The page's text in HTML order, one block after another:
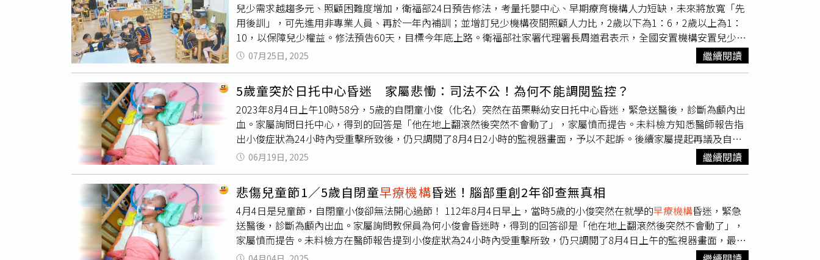
兒少需求越趨多元、照顧困難度增加，衛福部24日預告修法，考量托嬰中心、早期療育機構人力短缺，未來將放寬「先
用後訓」，可先進用非專業人員、再於一年內補訓；並增訂兒少機構夜間照顧人力比，2歲以下為1：6，2歲以上為1：
10，以保障兒少權益。修法預告60天，目標今年底上路。衛福部社家署代理署長周道君表示，全國安置機構安置兒少人
數逐年下降，約7至8成規模都在30人以下。為了配合實務狀況，衛福部預告修正「兒童及少年福利機構設置標準」、
「兒童及少年福利機構專業人員資格及訓練辦法」部分條文草案。草案重新定義安置教養機構及專業人員，將安置對象
顧，2歲以上則是生活輔導人員負責，未來將統一整併為「保育輔導人員」。周道君解釋，2歲前由保育人員照顧，已產
生親密依附關係，若年齡一過就硬生生切開，換成生活輔導人員，兒童可能不習慣，期望整併後能漸進式轉換，同時增
加機構用人彈性。周道君說明，考量托嬰中心、早療機構照顧人力短缺，將比照安置教養機構，開放評鑑甲等機構「先
用後訓」，可先進用已滿足學歷的非專業人員，再給予一年期限補訓，取得專業資格。若有特殊情況可再延長一年，但
過去並無先例。不同於醫院，現行兒少機構並沒有夜間人力比規定。周道君指出，此次修正保育輔導人員照顧人力比的
年齡劃分，改為2歲以下日間人力比1：3，2歲以上日間人力比1：4；並新增兒少機構夜間人力比，2歲以下為1：6、2
歲以上為1：10。此外，出於安全性考量，安置教養機構使用樓層限制也進行調整。周道君表示，現行以1至4樓為限，
未來安置未滿6歲兒童，最高只能安置在3樓，防止意外或非意外墜樓事件發生。周道君指出，修正草案預告60天內，開
放各界提供意見，預告期滿會進行檢視及調整，送至衛福部法規會審查，力拚年底前發布、正式上路。樓層規範部分，
考量機構需要緩衝時間，進行空間調整，正式公告後1年施行。
07月25日, 2025 繼續閱讀
5歲童突於日托中心昏迷 家屬悲慟：司法不公！為何不能調閱監控？
2023年8月4日上午10時58分，5歲的自閉童小俊（化名）突然在苗栗縣幼安日托中心昏迷，緊急送醫後，診斷為顱內出
血。家屬詢問日托中心，得到的回答是「他在地上翻滾然後突然不會動了」，家屬憤而提告。未料檢方知悉醫師報告指
出小俊症狀為24小時內受重擊所致後，仍只調閱了8月4日2小時的監視器畫面，予以不起訴。後續家屬提起再議及自
訴，並向監院陳情，仍得不到真相。2023年8月17日開庭，檢察官調閱了8月4日當天上午10點至12點的監視器畫面，表
示並無看到任何人為因素及可疑之處，最後以證據不足為由作出不起訴處分。弔詭的是，當時醫院評估報告指出：「被
害人所受傷害之成因，應係於其昏迷前24小時內頭部遭外力撞擊或拋摔在堅硬平面後所生之結果。」而檢察官卻不願調
閱8月3日的畫面。醫師表示，小俊的傷勢是受強烈外力所致，小俊爸爸說：「當時我很疑惑，因為我兒子的頭部並無外
傷」，醫師解釋，就像戴安全帽出車禍，傷者不見得會有外傷，但仍有顱內出血的可能性。而小俊在早療機構上課時，
都會穿戴頭部護具，按此推斷，懷疑可能是在早療機構受傷。於是爸爸決定向臺中高分檢提出再議，請求檢察官勘驗8
月3日的監視器畫面。照顧小俊不僅需要大量的時間、精力，醫藥費也是一筆龐大支出。（圖／黃耀徵攝）2024年5月臺
中高分檢駁回再議。再議處分書針對家屬聲請勘驗8月3日監視器畫面一事，僅回應：根據8月4日的監視器畫面，小俊在
06月19日, 2025 繼續閱讀
悲傷兒童節1／5歲自閉童早療機構昏迷！腦部重創2年卻查無真相
4月4日是兒童節，自閉童小俊卻無法開心過節！ 112年8月4日早上，當時5歲的小俊突然在就學的早療機構昏迷，緊急
送醫後，診斷為顱內出血。家屬詢問教保員為何小俊會昏迷時，得到的回答卻是「他在地上翻滾然後突然不會動了」，
家屬憤而提告。未料檢方在醫師報告提到小俊症狀為24小時內受重擊所致，仍只調閱了8月4日上午的監視器畫面，最後
予以不起訴。後續家屬提出再議及自訴，屢遭駁回，如今小俊已在家中躺了2年，家屬卻始終未能得到孩子受傷的真